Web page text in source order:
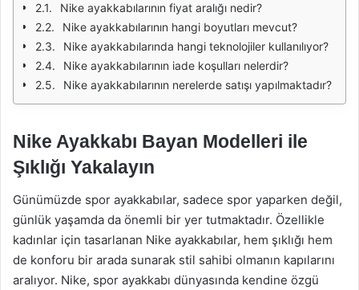
Nike ayakkabılarının fiyat aralığı nedir?
Nike ayakkabılarının hangi boyutları mevcut?
Nike ayakkabılarında hangi teknolojiler kullanılıyor?
Nike ayakkabılarının iade koşulları nelerdir?
Nike ayakkabılarının nerelerde satışı yapılmaktadır?
Nike Ayakkabı Bayan Modelleri ile
Şıklığı Yakalayın
Günümüzde spor ayakkabılar, sadece spor yaparken değil,
günlük yaşamda da önemli bir yer tutmaktadır. Özellikle
kadınlar için tasarlanan Nike ayakkabılar, hem şıklığı hem
de konforu bir arada sunarak stil sahibi olmanın kapılarını
aralıyor. Nike, spor ayakkabı dünyasında kendine özgü